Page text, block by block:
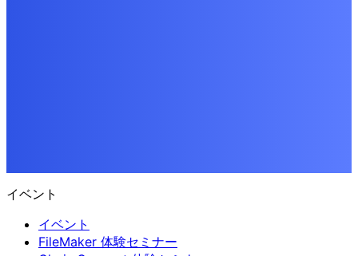
イベント
イベント
FileMaker 体験セミナー